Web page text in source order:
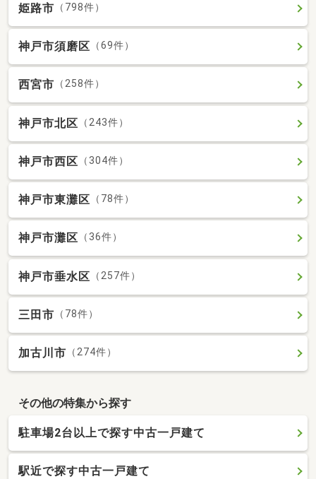
姫路市 （798件）
神戸市須磨区 （69件）
西宮市 （258件）
神戸市北区 （243件）
神戸市西区 （304件）
神戸市東灘区 （78件）
神戸市灘区 （36件）
神戸市垂水区 （257件）
三田市 （78件）
加古川市 （274件）
その他の特集から探す
駐車場2台以上で探す中古一戸建て
駅近で探す中古一戸建て